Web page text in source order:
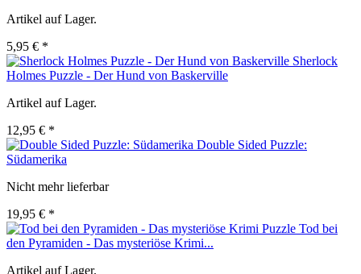
Artikel auf Lager.
5,95 € *
Sherlock
Holmes Puzzle - Der Hund von Baskerville
Artikel auf Lager.
12,95 € *
Double Sided Puzzle:
Südamerika
Nicht mehr lieferbar
19,95 € *
Tod bei
den Pyramiden - Das mysteriöse Krimi...
Artikel auf Lager.